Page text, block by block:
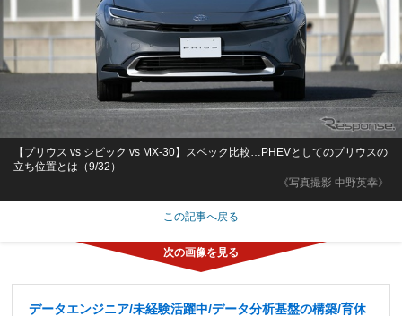
《写真撮影 中野英幸》
【プリウス vs シビック vs MX-30】スペック比較…PHEVとしてのプリウスの
立ち位置とは（9/32）
この記事へ戻る
データエンジニア/未経験活躍中/データ分析基盤の構築/育休